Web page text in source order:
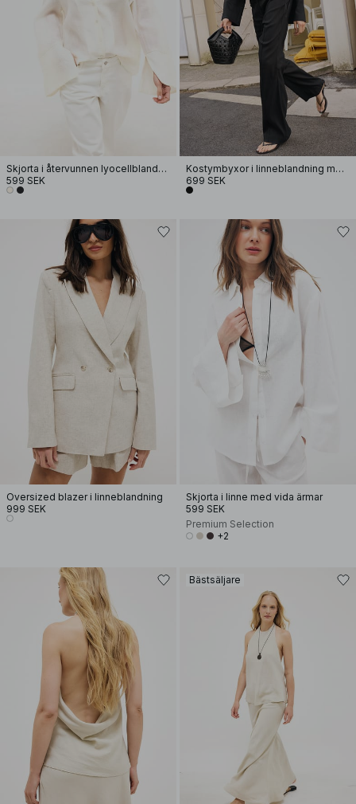
Skjorta i återvunnen lyocellblandning med krinklat tyg
599 SEK
Kostymbyxor i linneblandning med mellanhög midja och utsvängda ben
699 SEK
Oversized blazer i linneblandning
999 SEK
Skjorta i linne med vida ärmar
599 SEK
Premium Selection
+2
Bästsäljare